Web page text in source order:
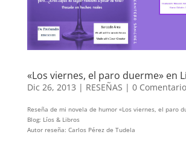
«Los viernes, el paro duerme» en
Dic 26, 2013 | RESEÑAS | 0
Reseña de mi novela de humor «Los viernes, el paro
Blog: Líos & Libros
Autor reseña: Carlos Pérez de Tudela